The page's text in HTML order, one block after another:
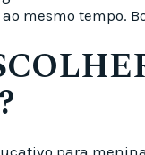
mesmo tempo.
para